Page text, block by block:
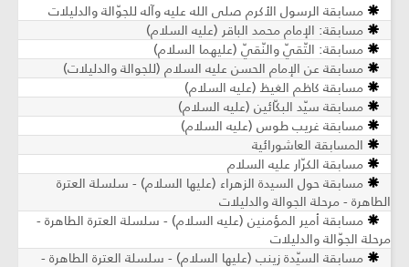
مسابقة الرسول الأكرم صلى الله عليه وآله للجوّالة والدليلات
مسابقة: الإمام محمد الباقر (عليه السلام)
مسابقة: التّقيّ والنّقيّ (عليهما السلام)
مسابقة عن الإمام الحسن عليه السلام (للجوالة والدليلات)
مسابقة كاظم الغيظ (عليه السلام)
مسابقة سيّد البكّائين (عليه السلام)
مسابقة غريب طوس (عليه السلام)
المسابقة العاشورائية
مسابقة الكرّار عليه السلام
مسابقة حول السيدة الزهراء (عليها السلام) - سلسلة العترة
الطاهرة - مرحلة الجوالة والدليلات
مسابقة أمير المؤمنين (عليه السلام) - سلسلة العترة الطاهرة -
مرحلة الجوّالة والدليلات
مسابقة السيّدة زينب (عليها السلام) - سلسلة العترة الطاهرة -